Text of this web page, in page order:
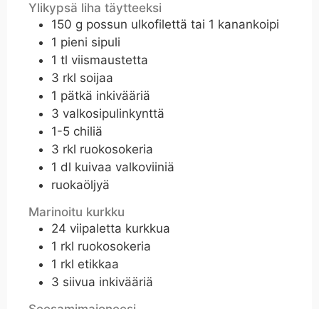
Ylikypsä liha täytteeksi
150 g possun ulkofilettä tai 1 kanankoipi
1 pieni sipuli
1 tl viismaustetta
3 rkl soijaa
1 pätkä inkivääriä
3 valkosipulinkynttä
1-5 chiliä
3 rkl ruokosokeria
1 dl kuivaa valkoviiniä
ruokaöljyä
Marinoitu kurkku
24 viipaletta kurkkua
1 rkl ruokosokeria
1 rkl etikkaa
3 siivua inkivääriä